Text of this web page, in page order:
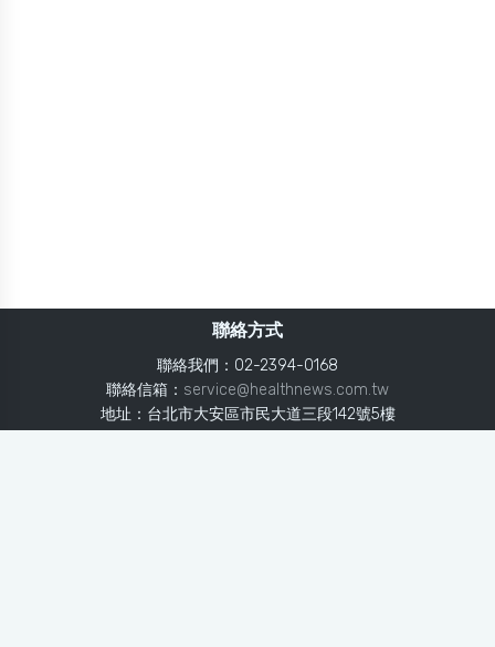
聯絡方式
聯絡我們：02-2394-0168
聯絡信箱： service@healthnews.com.tw
地址：台北市大安區市民大道三段142號5樓